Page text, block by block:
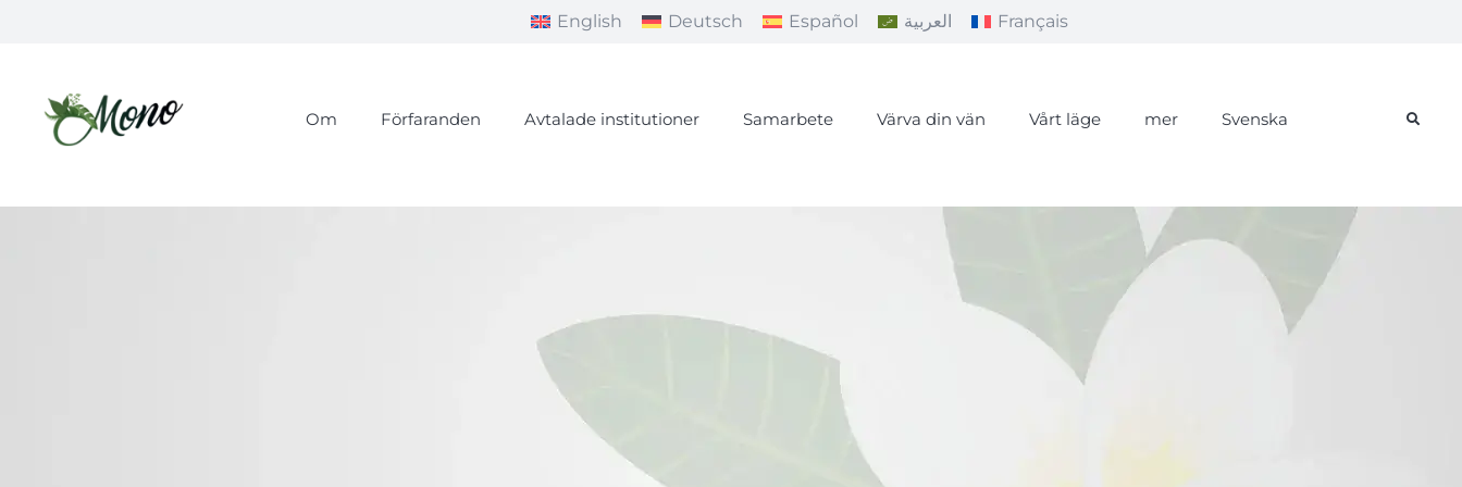
English Deutsch Español العربية Français
Om Förfaranden Avtalade institutioner Samarbete Värva din vän Vårt läge mer Svenska